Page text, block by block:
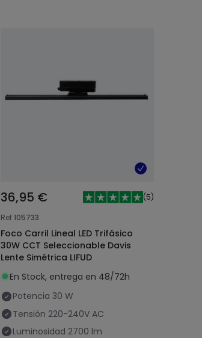
36,95 € (5)
Ref105733
Foco Carril Lineal LED Trifásico
30W CCT Seleccionable Davis
Lente Simétrica LIFUD
En Stock, entrega en 48/72h
Potencia 30 W
Tensión 220-240V AC
Luminosidad 2700 lm